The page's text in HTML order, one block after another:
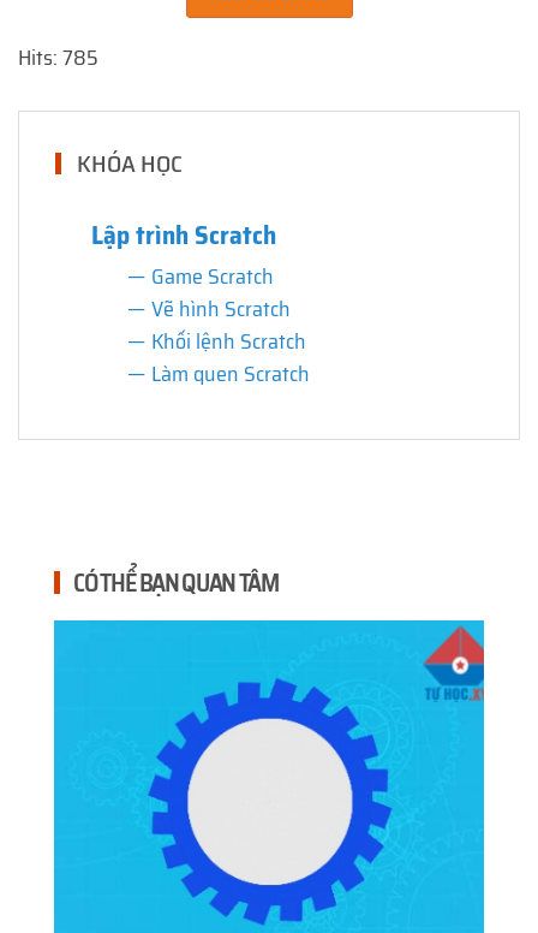
Hits: 785
KHÓA HỌC
Lập trình Scratch
Game Scratch
Vẽ hình Scratch
Khối lệnh Scratch
Làm quen Scratch
CÓ THỂ BẠN QUAN TÂM